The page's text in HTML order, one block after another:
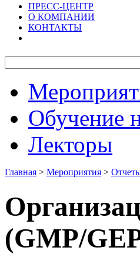
ПРЕСС-ЦЕНТР
О КОМПАНИИ
КОНТАКТЫ
Обучение
Лекторы
Главная > Мероприятия >
(GMP/